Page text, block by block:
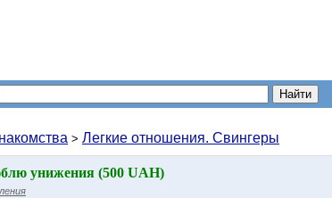
> Легкие отношения. Свингеры
унижения (500 UAH)